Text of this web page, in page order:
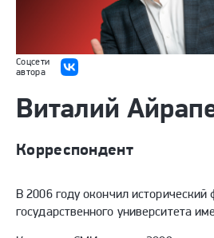
Соцсети
автора
Виталий
Корреспондент
В 2006 году окончил исторический
государственного университета